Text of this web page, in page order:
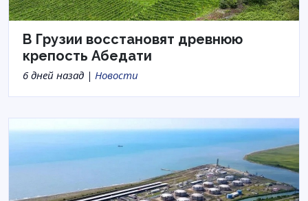
В Грузии восстановят древнюю
крепость Абедати
6 дней назад | Новости